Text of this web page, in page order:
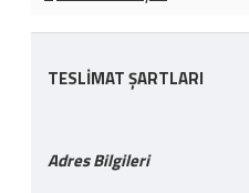
TESLİMAT ŞARTLARI
Adres Bilgileri